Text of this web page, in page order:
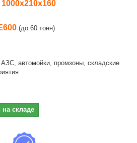
1000х210х160
(до 60 тонн)
АЗС, автомойки, промзоны, складские
складе